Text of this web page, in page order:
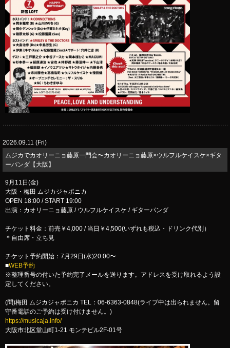
2026.09.11 (Fri)
ムジカでカオリーニョ藤原一門会〜カオリーニョ藤原×ウルフルケイスケ×ギタ
ーパンダ【大阪】
9月11日(金)
大阪・梅田 ムジカジャポニカ
OPEN 18:00 / START 19:00
出演：カオリーニョ藤原 / ウルフルケイスケ / ギターパンダ
チケット料金：前売￥4,000 / 当日￥4,500(いずれも税込・ドリンク代別）
＊自由席・立ち見
チケット予約開始：7月29日(水)20:00〜
■WEB予約
※整理番号の付いた予約完了メールを送ります。アドレスを受け取れるよう設
定してください。
(問)梅田 ムジカジャポニカ TEL：06-6363-0848(ライブ中は出られません。留
守番電話のご予約は受け付けません。)
https://musicaja.info/
大阪市北区堂山町1-21 モンテビル2F-01号